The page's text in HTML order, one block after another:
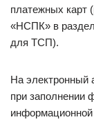
платежных карт
«НСПК» в
для ТСП).
На электронный
при заполнении